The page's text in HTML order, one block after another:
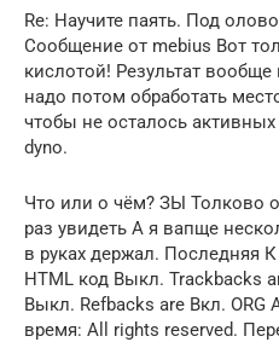
Re: Научите паять. Под
Сообщение от mebius Вот
кислотой! Результат вообще
надо потом обработать
чтобы не осталось
dyno.
Что или о чём? ЗЫ Толково
раз увидеть А я вапще
в руках держал. Последняя
HTML код Выкл. Trackbacks
Выкл. Refbacks are Вкл. ORG
время: All rights reserved.